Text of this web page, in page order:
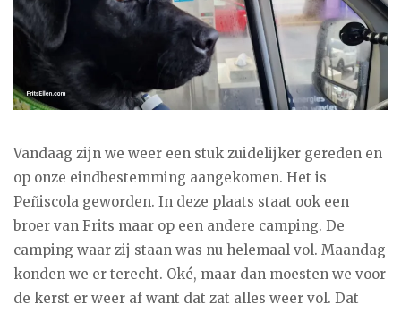
Vandaag zijn we weer een stuk zuidelijker gereden en
op onze eindbestemming aangekomen. Het is
Peñiscola geworden. In deze plaats staat ook een
broer van Frits maar op een andere camping. De
camping waar zij staan was nu helemaal vol. Maandag
konden we er terecht. Oké, maar dan moesten we voor
de kerst er weer af want dat zat alles weer vol. Dat